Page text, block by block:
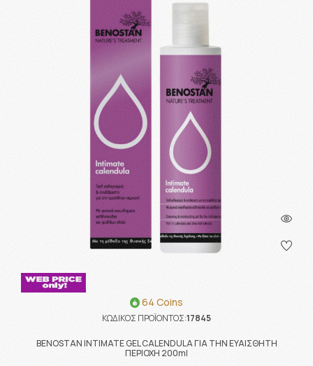
64 Coins
ΚΩΔΙΚΟΣ ΠΡΟΪΟΝΤΟΣ:17845
BENOSTAN INTIMATE GEL CALENDULA ΓΙΑ ΤΗΝ ΕΥΑΙΣΘΗΤΗ
ΠΕΡΙΟΧΗ 200ml